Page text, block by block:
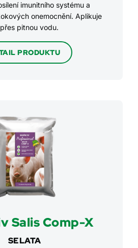
imunitního systému a
onemocnění. Aplikuje
pitnou vodu.
PRODUKTU
Salis Comp-X
SELATA